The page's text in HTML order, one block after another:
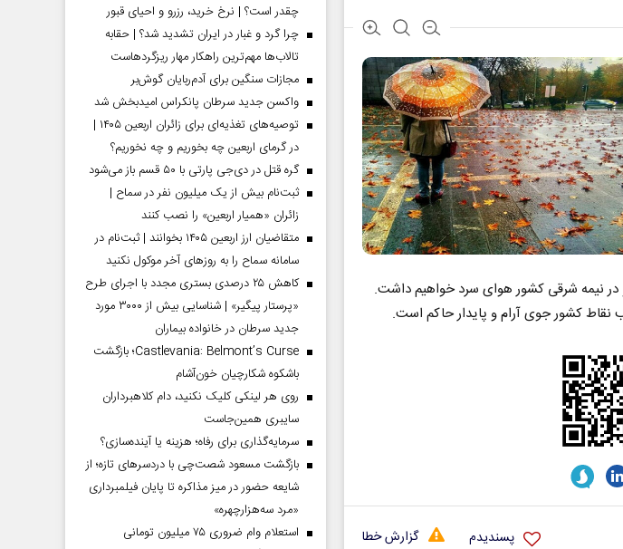
در نیمه شرقی کشور هوای سرد خواهیم داشت.
نقاط کشور جوی آرام و پایدار حاکم است.
گزارش خطا پسندیدم
چقدر است؟ | نرخ خرید، رزرو و احیای قبور
چرا گرد و غبار در ایران تشدید شد؟ | حقابه
تالاب‌ها مهم‌ترین راهکار مهار ریزگردهاست
مجازات سنگین برای آدم‌ربایان گوش‌بر
واکسن جدید سرطان پانکراس امیدبخش شد
توصیه‌های تغذیه‌ای برای زائران اربعین ۱۴۰۵ |
در گرمای اربعین چه بخوریم و چه نخوریم؟
گره قتل در دی‌جی پارتی با ۵۰ قسم باز می‌شود
ثبت‌نام بیش از یک میلیون نفر در سماح |
زائران «همیار اربعین» را نصب کنند
متقاضیان ارز اربعین ۱۴۰۵ بخوانند | ثبت‌نام در
سامانه سماح را به روز‌های آخر موکول نکنید
کاهش ۲۵ درصدی بستری مجدد با اجرای طرح
«پرستار پیگیر» | شناسایی بیش از ۳۰۰۰ مورد
جدید سرطان در خانواده بیماران
Castlevania: Belmont’s Curse؛ بازگشت
باشکوه شکارچیان خون‌آشام
روی هر لینکی کلیک نکنید، دام کلاهبرداران
سایبری همین‌جاست
سرمایه‌گذاری برای رفاه؛ هزینه یا آینده‌سازی؟
بازگشت مسعود شصت‌چی با دردسر‌های تازه؛ از
شایعه حضور در میز مذاکره تا پایان فیلمبرداری
«مرد سه‌هزارچهره»
استعلام وام ضروری ۷۵ میلیون تومانی